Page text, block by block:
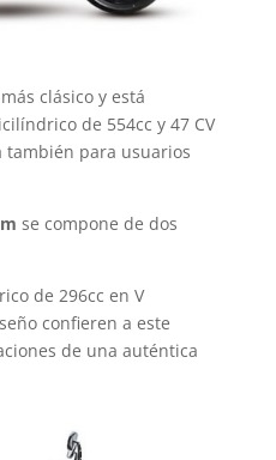
clásico y está
de 554cc y 47 CV
también para usuarios
se compone de dos
de 296cc en V
confieren a este
de una auténtica